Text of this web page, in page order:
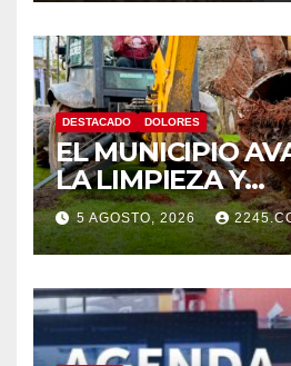
DESTACADO DOLORES
EL MUNICIPIO
LA LIMPIEZA Y
DESAGÜES
5 AGOSTO, 2026